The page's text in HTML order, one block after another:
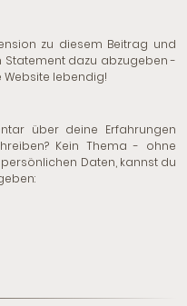
zu diesem Beitrag und
Statement dazu abzugeben -
lebendig!
über deine Erfahrungen
Kein Thema - ohne
Daten, kannst du